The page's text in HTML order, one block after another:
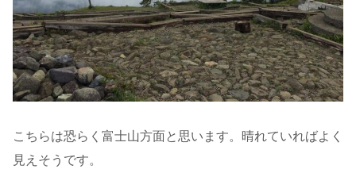
こちらは恐らく富士山方面と思います。晴れていればよく
見えそうです。